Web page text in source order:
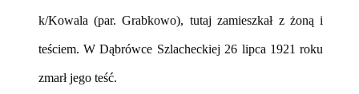
k/Kowala (par. Grabkowo), tutaj zamieszkał z żoną i
teściem. W Dąbrówce Szlacheckiej 26 lipca 1921 roku
zmarł jego teść.